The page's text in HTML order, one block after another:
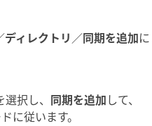
ディレクトリ ／同期を追加に
選択し、 同期を追加して、
に従います。